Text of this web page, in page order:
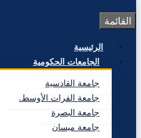
القائمة
الرئيسية
الجامعات الحكومية
جامعة القادسية
جامعة الفرات الأوسط.
جامعة البصرة
جامعة ميسان